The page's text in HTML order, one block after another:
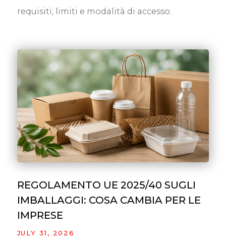
requisiti, limiti e modalità di accesso.
REGOLAMENTO UE 2025/40 SUGLI
IMBALLAGGI: COSA CAMBIA PER LE
IMPRESE
JULY 31, 2026